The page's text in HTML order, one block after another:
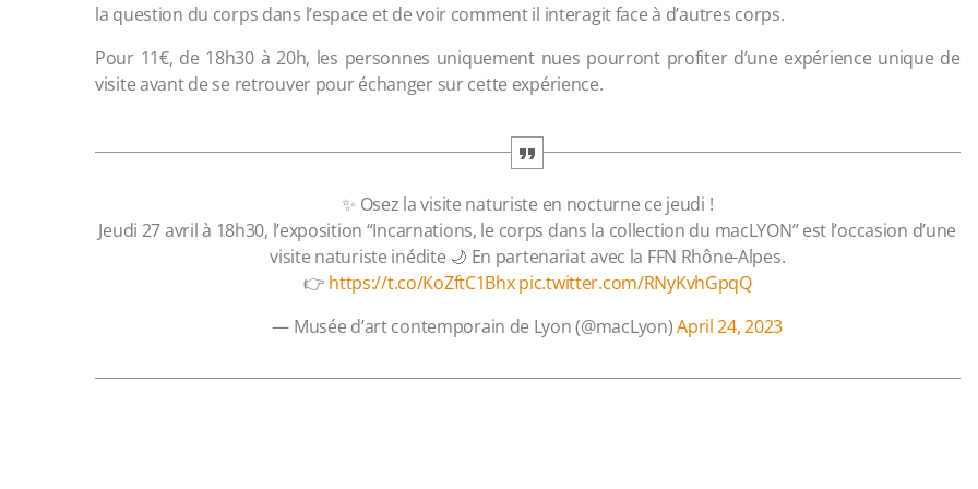
la question du corps dans l’espace et de voir comment il interagit face à d’autres corps.
Pour 11€, de 18h30 à 20h, les personnes uniquement nues pourront profiter d’une expérience unique de
visite avant de se retrouver pour échanger sur cette expérience.
✨ Osez la visite naturiste en nocturne ce jeudi !
Jeudi 27 avril à 18h30, l’exposition “Incarnations, le corps dans la collection du macLYON” est l’occasion d’une
visite naturiste inédite 🌙 En partenariat avec la FFN Rhône-Alpes.
👉 https://t.co/KoZftC1Bhx pic.twitter.com/RNyKvhGpqQ
— Musée d’art contemporain de Lyon (@macLyon)April 24, 2023